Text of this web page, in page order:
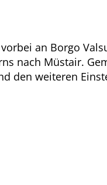
an Borgo
nach Müstair.
den weiteren